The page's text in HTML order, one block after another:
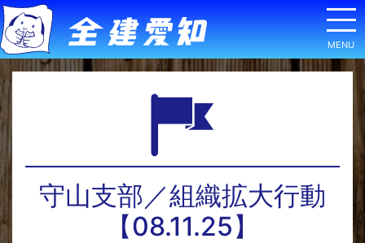
守山支部／組織拡大行動
【08.11.25】